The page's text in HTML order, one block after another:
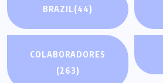
BRAZIL(44)
COLABORADORES
(263)